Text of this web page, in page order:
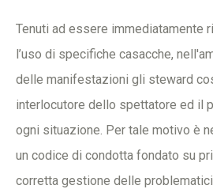
Tenuti ad essere immediatamente
l’uso di specifiche casacche,
delle manifestazioni gli steward
interlocutore dello spettatore ed il
ogni situazione. Per tale motivo è
un codice di condotta fondato su
corretta gestione delle